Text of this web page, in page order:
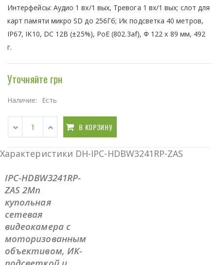
Интерфейсы: Аудио 1 вх/1 вых, Тревога 1 вх/1 вых; слот для
карт памяти микро SD до 256Гб; Ик подсветка 40 метров,
IP67, IK10, DC 12В (±25%), PoE (802.3af), Ф 122 х 89 мм, 492
г.
Уточняйте грн
Наличие: Есть
В КОРЗИНУ
Характеристики DH-IPC-HDBW3241RP-ZAS
IPC-HDBW3241RP-
ZAS 2Мп
купольная
сетевая
видеокамера с
моторизованным
объективом, ИК-